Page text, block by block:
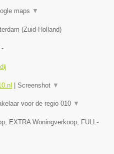
maps ▼
(Zuid-Holland)
-
Screenshot ▼
voor de regio 010 ▼
EXTRA Woningverkoop, FULL-